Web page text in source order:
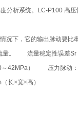
析系统。LC-P100 高
况下，它的输出脉动
量。 流量稳定性误
～42MPa） 压力脉动
长×宽×高）